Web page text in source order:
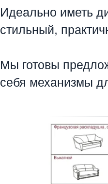
Идеально иметь
стильный,
Мы готовы
себя механизмы